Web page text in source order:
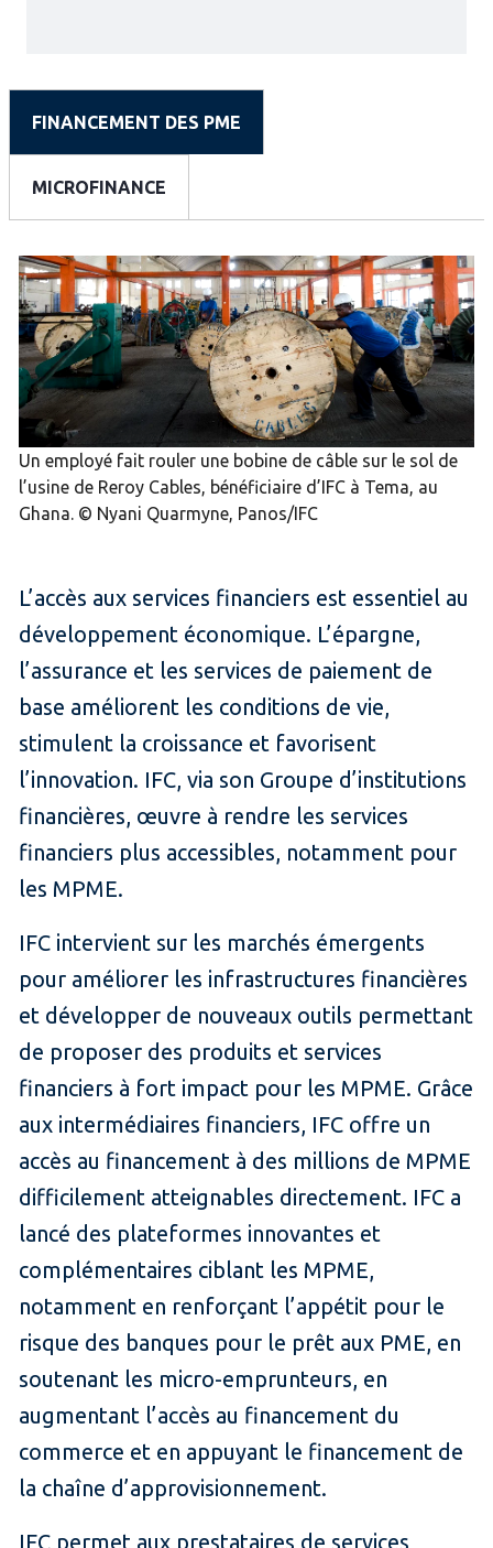
FINANCEMENT DES PME
MICROFINANCE
Un employé fait rouler une bobine de câble sur le sol de
l’usine de Reroy Cables, bénéficiaire d’IFC à Tema, au
Ghana. © Nyani Quarmyne, Panos/IFC
L’accès aux services financiers est essentiel au
développement économique. L’épargne,
l’assurance et les services de paiement de
base améliorent les conditions de vie,
stimulent la croissance et favorisent
l’innovation. IFC, via son Groupe d’institutions
financières, œuvre à rendre les services
financiers plus accessibles, notamment pour
les MPME.
IFC intervient sur les marchés émergents
pour améliorer les infrastructures financières
et développer de nouveaux outils permettant
de proposer des produits et services
financiers à fort impact pour les MPME. Grâce
aux intermédiaires financiers, IFC offre un
accès au financement à des millions de MPME
difficilement atteignables directement. IFC a
lancé des plateformes innovantes et
complémentaires ciblant les MPME,
notamment en renforçant l’appétit pour le
risque des banques pour le prêt aux PME, en
soutenant les micro-emprunteurs, en
augmentant l’accès au financement du
commerce et en appuyant le financement de
la chaîne d’approvisionnement.
IFC permet aux prestataires de services